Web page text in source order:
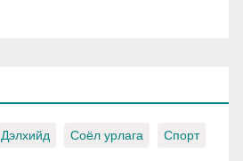
Дэлхийд Соёл урлага Спорт